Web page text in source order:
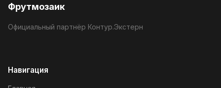
Фрутмозаик
Официальный партнёр Контур.Экстерн
Навигация